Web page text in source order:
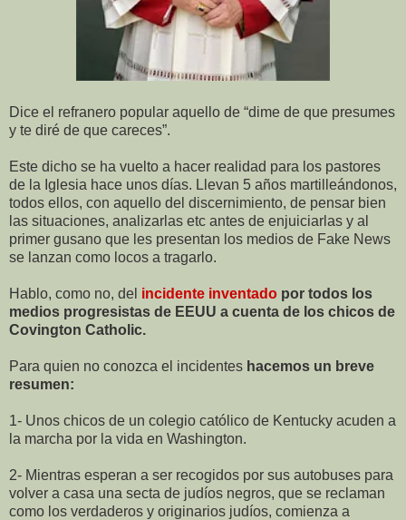
Dice el refranero popular aquello de “dime de que presumes
y te diré de que careces”.
Este dicho se ha vuelto a hacer realidad para los pastores
de la Iglesia hace unos días. Llevan 5 años martilleándonos,
todos ellos, con aquello del discernimiento, de pensar bien
las situaciones, analizarlas etc antes de enjuiciarlas y al
primer gusano que les presentan los medios de Fake News
se lanzan como locos a tragarlo.
Hablo, como no, del incidente inventado por todos los
medios progresistas de EEUU a cuenta de los chicos de
Covington Catholic.
Para quien no conozca el incidentes hacemos un breve
resumen:
1- Unos chicos de un colegio católico de Kentucky acuden a
la marcha por la vida en Washington.
2- Mientras esperan a ser recogidos por sus autobuses para
volver a casa una secta de judíos negros, que se reclaman
como los verdaderos y originarios judíos, comienza a